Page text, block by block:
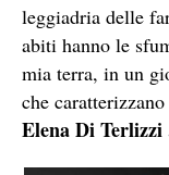
leggiadria delle
abiti hanno le
mia terra, in un
che
Elena Di Terlizzi